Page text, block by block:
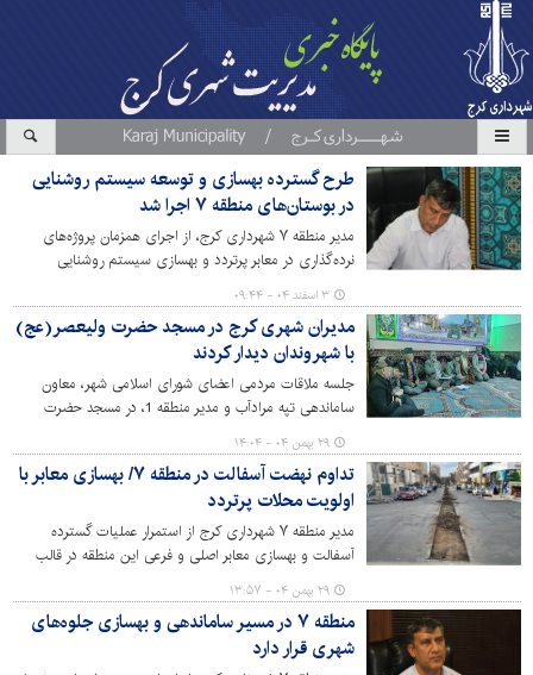
طرح گسترده بهسازی و توسعه سیستم روشنایی
در بوستان‌های منطقه ۷ اجرا شد
مدیر منطقه ۷ شهرداری کرج، از اجرای همزمان پروژه‌های
نرده‌گذاری در معابر پرتردد و بهسازی سیستم روشنایی
بوستان‌های منطقه خبر داد و این اقدامات را در راستای
افزایش ایمنی شهروندان، ساماندهی عبور و مرور و ارتقای
کیفیت فضاهای عمومی شهری عنوان کرد.
۳ اسفند ۰۴ - ۰۹:۴۴
مدیران شهری کرج در مسجد حضرت ولیعصر(عج)
با شهروندان دیدار کردند
جلسه ملاقات مردمی اعضای شورای اسلامی شهر، معاون
ساماندهی تپه مرادآب و مدیر منطقه 1، در مسجد حضرت
ولیعصر (عج) برگزار شد.
۲۹ بهمن ۰۴ - ۱۴:۰۴
تداوم نهضت آسفالت در منطقه ۷/ بهسازی معابر با
اولویت محلات پرتردد
مدیر منطقه ۷ شهرداری کرج از استمرار عملیات گسترده
آسفالت و بهسازی معابر اصلی و فرعی این منطقه در قالب
طرح نگهداشت شهر خبر داد.
۲۹ بهمن ۰۴ - ۱۳:۵۷
منطقه ۷ در مسیر ساماندهی و بهسازی جلوه‌های
شهری قرار دارد